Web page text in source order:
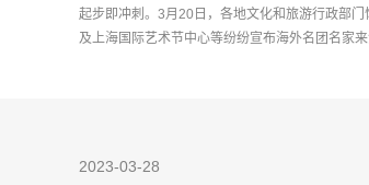
起步即冲刺。3月20日，各地文化和旅游行政部
及上海国际艺术节中心等纷纷宣布海外名团名家
2023-03-28